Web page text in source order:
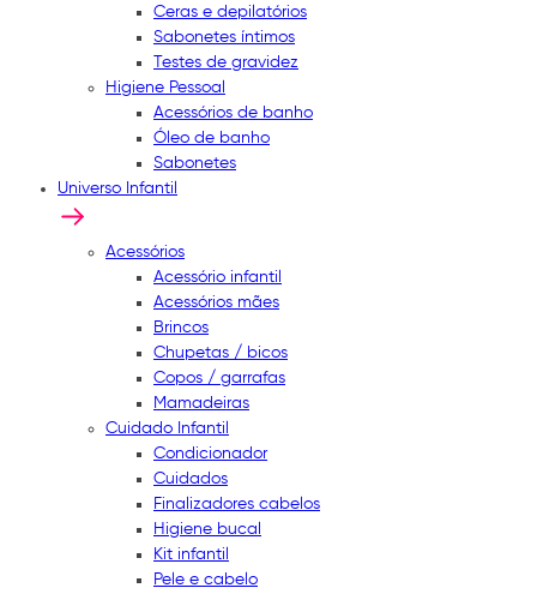
Ceras e depilatórios
Sabonetes íntimos
Testes de gravidez
Higiene Pessoal
Acessórios de banho
Óleo de banho
Sabonetes
Universo Infantil
Acessórios
Acessório infantil
Acessórios mães
Brincos
Chupetas / bicos
Copos / garrafas
Mamadeiras
Cuidado Infantil
Condicionador
Cuidados
Finalizadores cabelos
Higiene bucal
Kit infantil
Pele e cabelo